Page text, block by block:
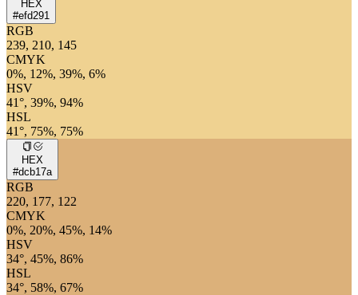
HEX
#efd291
RGB
239, 210, 145
CMYK
0%, 12%, 39%, 6%
HSV
41°, 39%, 94%
HSL
41°, 75%, 75%
HEX
#dcb17a
RGB
220, 177, 122
CMYK
0%, 20%, 45%, 14%
HSV
34°, 45%, 86%
HSL
34°, 58%, 67%